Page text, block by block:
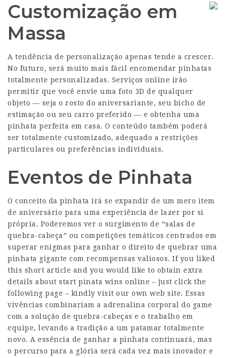
Customização em
Massa
A tendência de personalização apenas tende a crescer.
No futuro, será muito mais fácil encomendar pinhatas
totalmente personalizadas. Serviços online irão
permitir que você envie uma foto 3D de qualquer
objeto — seja o rosto do aniversariante, seu bicho de
estimação ou seu carro preferido — e obtenha uma
pinhata perfeita em casa. O conteúdo também poderá
ser totalmente customizado, adequado a restrições
particulares ou preferências individuais.
Eventos de Pinhata
O conceito da pinhata irá se expandir de um mero item
de aniversário para uma experiência de lazer por si
própria. Poderemos ver o surgimento de “salas de
quebra-cabeça” ou competições temáticos centrados em
superar enigmas para ganhar o direito de quebrar uma
pinhata gigante com recompensas valiosos. If you liked
this short article and you would like to obtain extra
details about start pinata wins online – just click the
following page – kindly visit our own web site. Essas
vivências combinariam a adrenalina corporal do game
com a solução de quebra-cabeças e o trabalho em
equipe, levando a tradição a um patamar totalmente
novo. A essência de ganhar a pinhata continuará, mas
o percurso para a glória será cada vez mais inovador e